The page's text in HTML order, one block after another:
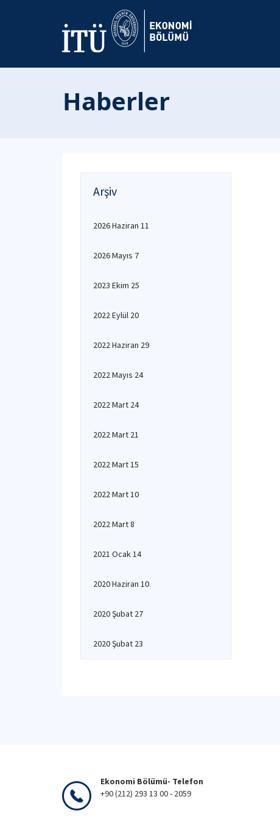
Haberler
Arşiv
2026 Haziran 11
2026 Mayıs 7
2023 Ekim 25
2022 Eylül 20
2022 Haziran 29
2022 Mayıs 24
2022 Mart 24
2022 Mart 21
2022 Mart 15
2022 Mart 10
2022 Mart 8
2021 Ocak 14
2020 Haziran 10
2020 Şubat 27
2020 Şubat 23
Ekonomi Bölümü- Telefon
+90 (212) 293 13 00 - 2059